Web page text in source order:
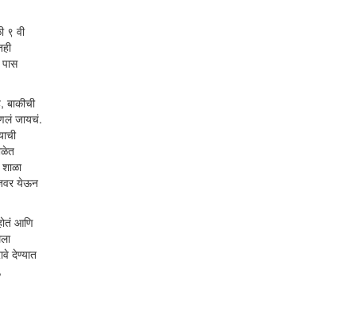
९ वी
बाकीची
जायचं.
येऊन
आणि
देण्यात